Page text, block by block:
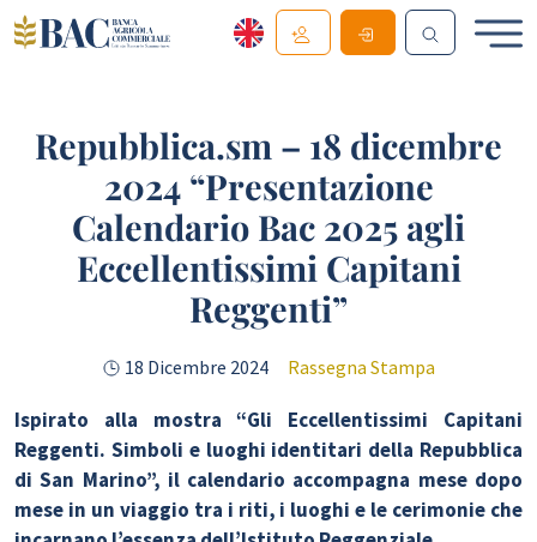
Repubblica.sm – 18 dicembre
2024 “Presentazione
Calendario Bac 2025 agli
Eccellentissimi Capitani
Reggenti”
18 Dicembre 2024 Rassegna Stampa
Ispirato alla mostra “Gli Eccellentissimi Capitani
Reggenti. Simboli e luoghi identitari della Repubblica
di San Marino”, il calendario accompagna mese dopo
mese in un viaggio tra i riti, i luoghi e le cerimonie che